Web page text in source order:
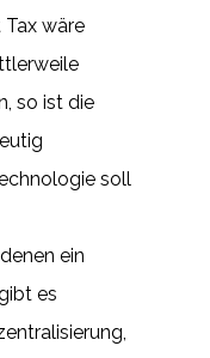
wäre
so ist die
soll
ein
es